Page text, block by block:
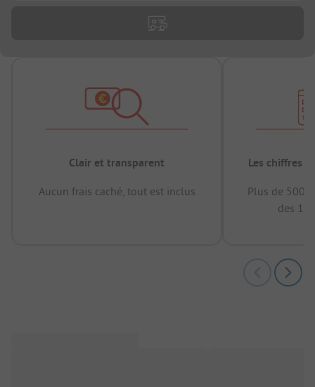
Clair et transparent
Aucun frais caché, tout est inclus
Les chiffres
Plus de
des 12